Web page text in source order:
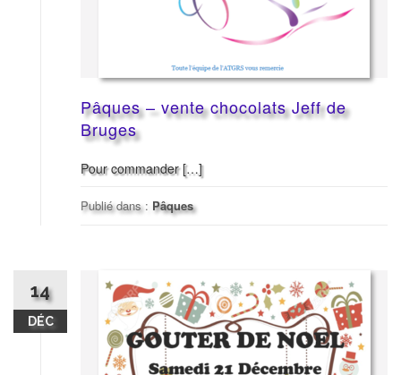
Pâques – vente chocolats Jeff de
Bruges
Pour commander […]
Publié dans : Pâques
14
DÉC